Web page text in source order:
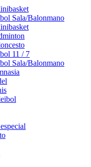
Sala/Balonmano
11 / 7
Sala/Balonmano